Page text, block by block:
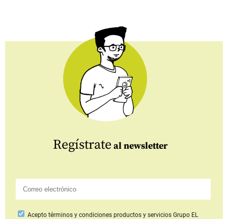
Regístrate al newsletter
Aceptotérminos y condiciones productos y serviciosGrupo EL